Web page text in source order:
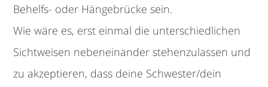
Behelfs- oder Hängebrücke sein.
Wie wäre es, erst einmal die unterschiedlichen
Sichtweisen nebeneinander stehenzulassen und
zu akzeptieren, dass deine Schwester/dein